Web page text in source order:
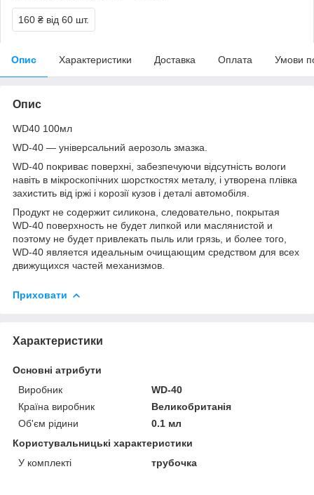
160 ₴ від 60 шт.
Опис Характеристики Доставка Оплата Умови
Опис
WD40 100мл
WD-40 — універсальний аерозоль змазка.
WD-40 покриває поверхні, забезпечуючи відсутність вологи
навіть в мікроскопічних шорсткостях металу, і утворена плівка
захистить від іржі і корозії кузов і деталі автомобіля.
Продукт не содержит силикона, следовательно, покрытая
WD-40 поверхность не будет липкой или маслянистой и
поэтому не будет привлекать пыль или грязь, и более того,
WD-40 является идеальным очищающим средством для всех
движущихся частей механизмов.
Приховати
Характеристики
Основні атрибути
Виробник
WD-40
Країна виробник
Великобританія
Об'єм рідини
0.1 мл
Користувальницькі характеристики
У комплекті
трубочка